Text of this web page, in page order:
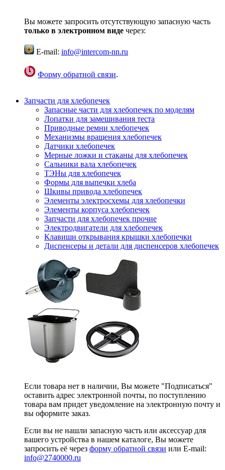
Вы можете запросить отсутствующую запасную часть
только в электронном виде через:
E-mail: info@intercom-nn.ru
Форму обратной связи.
Запчасти для хлебопечек
Запасные части для хлебопечек по моделям
Лопатки для замешивания теста
Приводные ремни хлебопечек
Механизмы вращения хлебопечек
Датчики хлебопечек
Мерные ложки и стаканы для хлебопечек
Сальники вала хлебопечек
ТЭНы для хлебопечек
Формы для выпечки хлеба
Шкивы привода хлебопечек
Элементы электросхемы для хлебопечки
Элементы корпуса хлебопечек
Запчасти для хлебопечек прочие
Электродвигатели для хлебопечек
Клавиши открывания крышки хлебопечки
Диспенсеры и детали для диспенсеров хлебопечек
Если товара нет в наличии, Вы можете "Подписаться"
оставить адрес электронной почты, по поступлению
товара вам придет уведомление на электронную почту и
вы оформите заказ.
Если вы не нашли запасную часть или аксессуар для
вашего устройства в нашем каталоге, Вы можете
запросить её через форму обратной связи или E-mail:
info@2740000.ru